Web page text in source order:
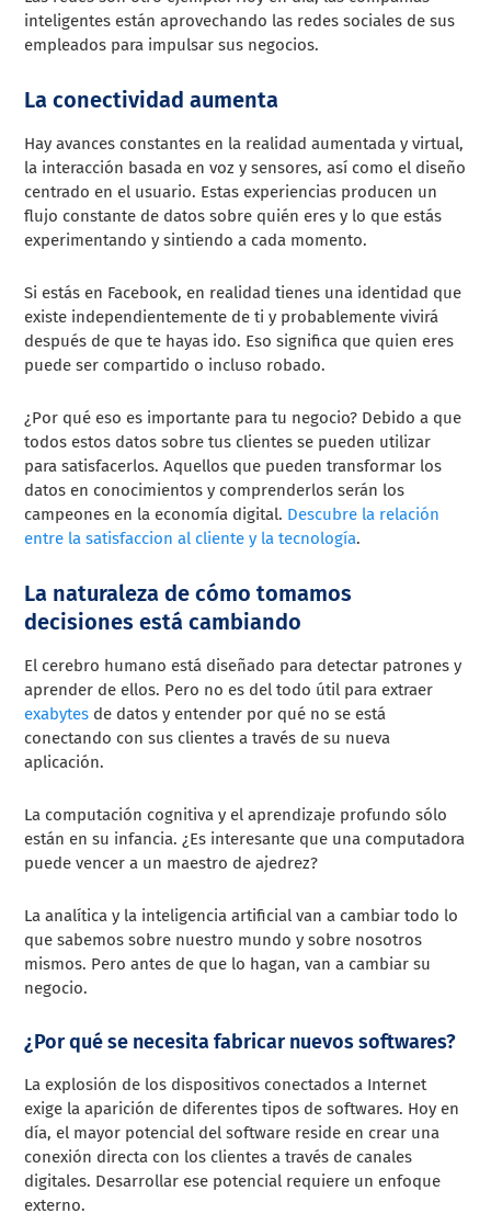
inteligentes están aprovechando las redes sociales de sus
empleados para impulsar sus negocios.
La conectividad aumenta
Hay avances constantes en la realidad aumentada y virtual,
la interacción basada en voz y sensores, así como el diseño
centrado en el usuario. Estas experiencias producen un
flujo constante de datos sobre quién eres y lo que estás
experimentando y sintiendo a cada momento.
Si estás en Facebook, en realidad tienes una identidad que
existe independientemente de ti y probablemente vivirá
después de que te hayas ido. Eso significa que quien eres
puede ser compartido o incluso robado.
¿Por qué eso es importante para tu negocio? Debido a que
todos estos datos sobre tus clientes se pueden utilizar
para satisfacerlos. Aquellos que pueden transformar los
datos en conocimientos y comprenderlos serán los
campeones en la economía digital. Descubre la relación
entre la satisfaccion al cliente y la tecnología.
La naturaleza de cómo tomamos
decisiones está cambiando
El cerebro humano está diseñado para detectar patrones y
aprender de ellos. Pero no es del todo útil para extraer
exabytes de datos y entender por qué no se está
conectando con sus clientes a través de su nueva
aplicación.
La computación cognitiva y el aprendizaje profundo sólo
están en su infancia. ¿Es interesante que una computadora
puede vencer a un maestro de ajedrez?
La analítica y la inteligencia artificial van a cambiar todo lo
que sabemos sobre nuestro mundo y sobre nosotros
mismos. Pero antes de que lo hagan, van a cambiar su
negocio.
¿Por qué se necesita fabricar nuevos softwares?
La explosión de los dispositivos conectados a Internet
exige la aparición de diferentes tipos de softwares. Hoy en
día, el mayor potencial del software reside en crear una
conexión directa con los clientes a través de canales
digitales. Desarrollar ese potencial requiere un enfoque
externo.